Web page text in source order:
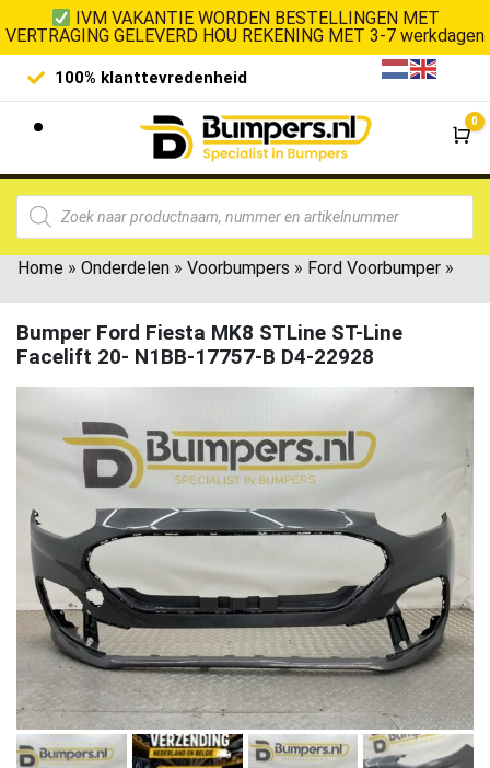
IVM VAKANTIE WORDEN BESTELLINGEN MET
VERTRAGING GELEVERD HOU REKENING MET 3-7 werkdagen
100% klanttevredenheid
0
Home » Onderdelen » Voorbumpers » Ford Voorbumper »
Bumper Ford Fiesta MK8 STLine ST-Line
Facelift 20- N1BB-17757-B D4-22928